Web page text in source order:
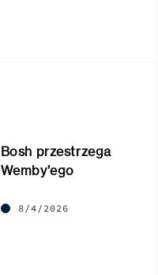
Bosh przestrzega
Wemby’ego
8/4/2026